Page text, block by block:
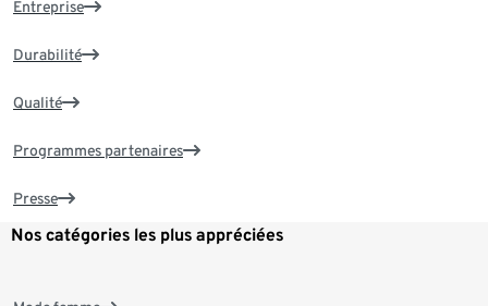
Entreprise
Durabilité
Qualité
Programmes partenaires
Presse
Nos catégories les plus appréciées